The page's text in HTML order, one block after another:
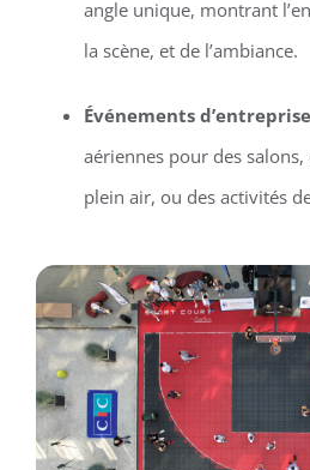
angle unique, montrant
la scène, et de l’ambiance.
Événements d’entreprise
aériennes pour des salons,
plein air, ou des activités